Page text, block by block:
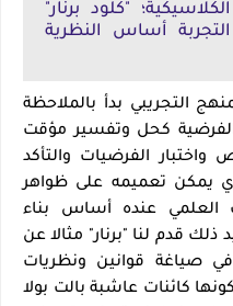
"كلود برنار"
أساس النظرية
التجريبي بدأ بالملاحظة
الفرضية كحل وتفسير مؤقت
الفرضيات والتأكد
يمكن تعميمه على ظواهر
العلمي عنده أساس بناء
ذلك قدم لنا "برنار" مثالا عن
صياغة قوانين ونظريات
كائنات عاشبة بالت بولا